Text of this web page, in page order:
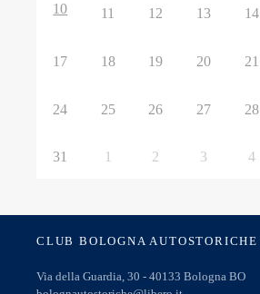
10 11 12 13 14
17 18 19 20 21
24 25 26 27 28
31 1 2 3 4
CLUB BOLOGNA AUTOSTORICHE
Via della Guardia, 30 - 40133 Bologna BO